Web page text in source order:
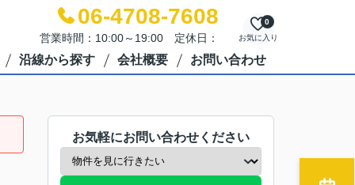
06-4708-7608
営業時間：10:00～19:00 定休日： お気に入り
0
沿線から探す 会社概要 お問い合わせ
お気軽にお問い合わせください